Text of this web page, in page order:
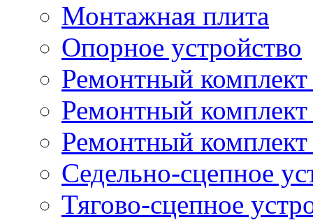
Монтажная плита
Опорное устройство
Ремонтный комплект
Ремонтный
Ремонтный комплект
Седельно-сцепное
Тягово-сцепное